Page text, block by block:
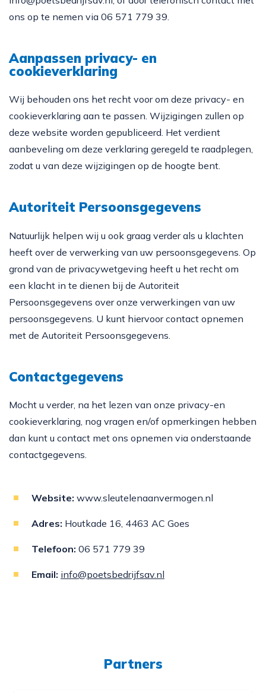
ons op te nemen via 06 571 779 39.
Aanpassen privacy- en
cookieverklaring
Wij behouden ons het recht voor om deze privacy- en
cookieverklaring aan te passen. Wijzigingen zullen op
deze website worden gepubliceerd. Het verdient
aanbeveling om deze verklaring geregeld te raadplegen,
zodat u van deze wijzigingen op de hoogte bent.
Autoriteit Persoonsgegevens
Natuurlijk helpen wij u ook graag verder als u klachten
heeft over de verwerking van uw persoonsgegevens. Op
grond van de privacywetgeving heeft u het recht om
een klacht in te dienen bij de Autoriteit
Persoonsgegevens over onze verwerkingen van uw
persoonsgegevens. U kunt hiervoor contact opnemen
met de Autoriteit Persoonsgegevens.
Contactgegevens
Mocht u verder, na het lezen van onze privacy-en
cookieverklaring, nog vragen en/of opmerkingen hebben
dan kunt u contact met ons opnemen via onderstaande
contactgegevens.
Website: www.sleutelenaanvermogen.nl
Adres: Houtkade 16, 4463 AC Goes
Telefoon: 06 571 779 39
Email: info@poetsbedrijfsav.nl
Partners